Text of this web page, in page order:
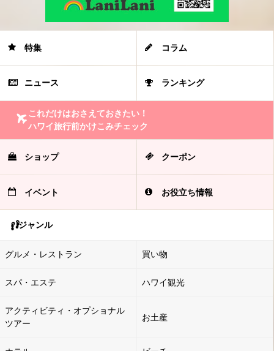
特集 コラム
ニュース ランキング
これだけはおさえておきたい！
ハワイ旅行前かけこみチェック
ショップ クーポン
イベント お役立ち情報
ジャンル
グルメ・レストラン 買い物
スパ・エステ ハワイ観光
アクティビティ・オプショナル
ツアー
お土産